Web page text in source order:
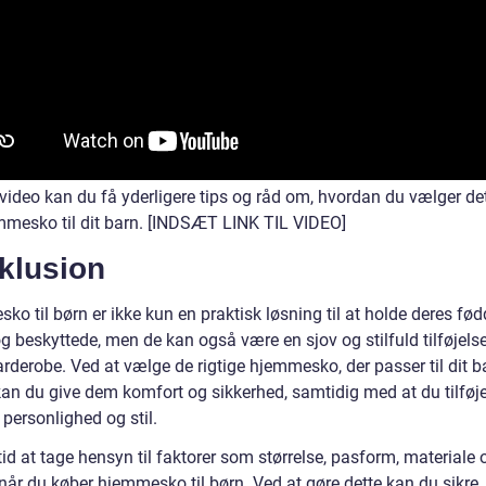
kan du få yderligere tips og råd om, hvordan du vælger
til dit barn. [INDSÆT LINK TIL VIDEO]
til børn er ikke kun en praktisk løsning til at holde deres
beskyttede, men de kan også være en sjov og stilfuld
Ved at vælge de rigtige hjemmesko, der passer til dit
du give dem komfort og sikkerhed, samtidig med at du
og stil.
at tage hensyn til faktorer som størrelse, pasform, materiale